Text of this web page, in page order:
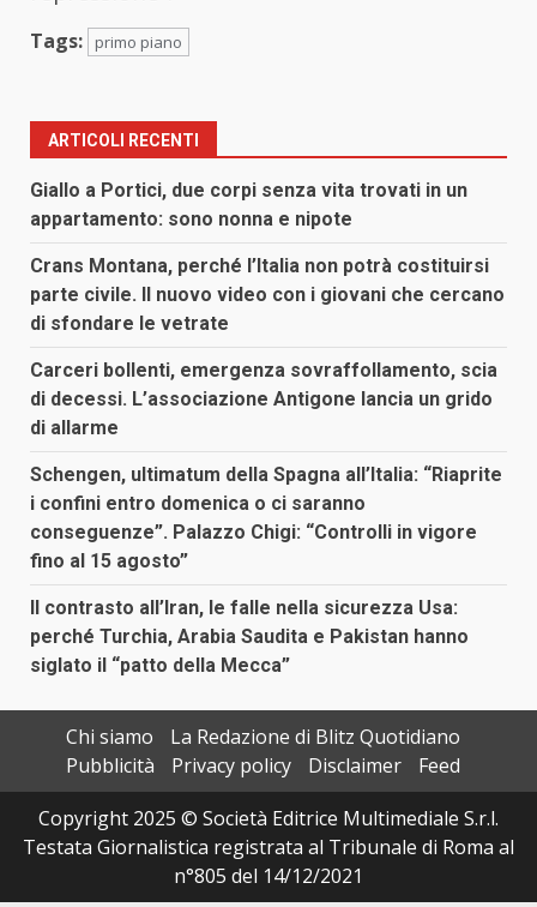
Tags: primo piano
ARTICOLI RECENTI
Giallo a Portici, due corpi senza vita trovati in un
appartamento: sono nonna e nipote
Crans Montana, perché l’Italia non potrà costituirsi
parte civile. Il nuovo video con i giovani che cercano
di sfondare le vetrate
Carceri bollenti, emergenza sovraffollamento, scia
di decessi. L’associazione Antigone lancia un grido
di allarme
Schengen, ultimatum della Spagna all’Italia: “Riaprite
i confini entro domenica o ci saranno
conseguenze”. Palazzo Chigi: “Controlli in vigore
fino al 15 agosto”
Il contrasto all’Iran, le falle nella sicurezza Usa:
perché Turchia, Arabia Saudita e Pakistan hanno
siglato il “patto della Mecca”
Chi siamo
La Redazione di Blitz Quotidiano
Pubblicità
Privacy policy Disclaimer
Feed
Copyright 2025 © Società Editrice Multimediale S.r.l.
Testata Giornalistica registrata al Tribunale di Roma al
n°805 del 14/12/2021